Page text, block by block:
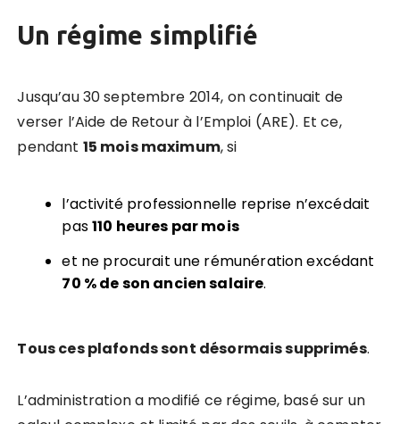
Un régime simplifié
Jusqu’au 30 septembre 2014, on continuait de
verser l’Aide de Retour à l’Emploi (ARE). Et ce,
pendant 15 mois maximum, si
l’activité professionnelle reprise n’excédait
pas110 heures par mois
et ne procurait une rémunération excédant
70 % de son ancien salaire.
Tous ces plafonds sont désormais supprimés.
L’administration a modifié ce régime, basé sur un